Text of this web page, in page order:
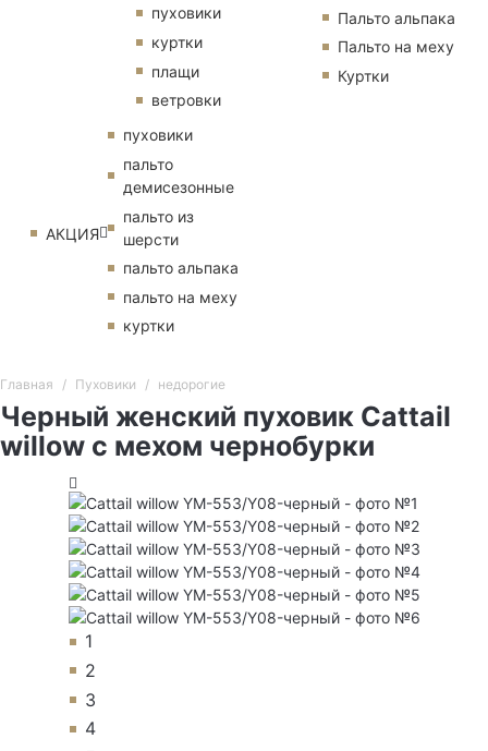
пуховики
куртки
плащи
ветровки
АКЦИЯ
пуховики
пальто
демисезонные
пальто из
шерсти
пальто альпака
пальто на меху
куртки
Пальто альпака
Пальто на меху
Куртки
Главная Пуховики недорогие
Черный женский пуховик Cattail
willow с мехом чернобурки
1
2
3
4